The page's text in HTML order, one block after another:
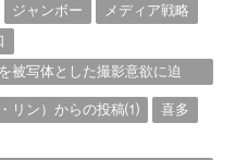
ジャンボー
メディア戦略
被写体とした撮影意欲に迫
リン）からの投稿⑴
喜多